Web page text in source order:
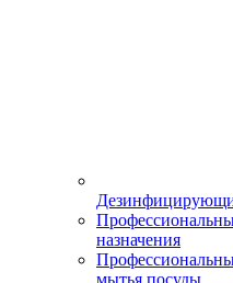
назначения
мытья посуды